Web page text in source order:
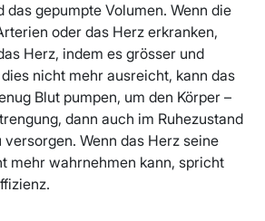
das gepumpte Volumen. Wenn die
oder das Herz erkranken,
Herz, indem es grösser und
nicht mehr ausreicht, kann das
Blut pumpen, um den Körper –
dann auch im Ruhezustand
versorgen. Wenn das Herz seine
mehr wahrnehmen kann, spricht